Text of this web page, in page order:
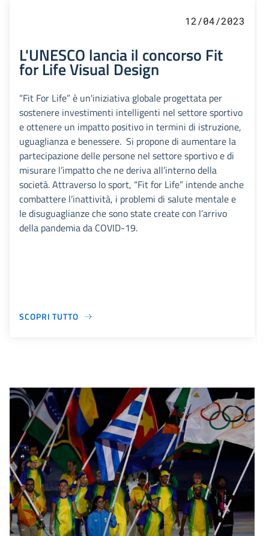
12/04/2023
L'UNESCO lancia il concorso Fit
for Life Visual Design
“Fit For Life” è un'iniziativa globale progettata per
sostenere investimenti intelligenti nel settore sportivo
e ottenere un impatto positivo in termini di istruzione,
uguaglianza e benessere. Si propone di aumentare la
partecipazione delle persone nel settore sportivo e di
misurare l’impatto che ne deriva all’interno della
società. Attraverso lo sport, “Fit for Life” intende anche
combattere l’inattività, i problemi di salute mentale e
le disuguaglianze che sono state create con l’arrivo
della pandemia da COVID-19.
SCOPRI TUTTO